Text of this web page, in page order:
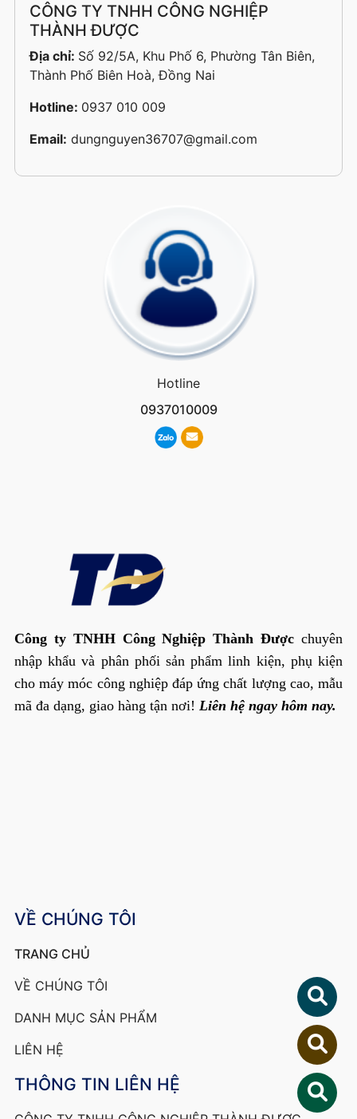
CÔNG TY TNHH CÔNG NGHIỆP
THÀNH ĐƯỢC
Địa chỉ: Số 92/5A, Khu Phố 6, Phường Tân Biên,
Thành Phố Biên Hoà, Đồng Nai
Hotline: 0937 010 009
Email: dungnguyen36707@gmail.com
Hotline
0937010009
Công ty TNHH Công Nghiệp Thành Được chuyên
nhập khẩu và phân phối sản phẩm linh kiện, phụ kiện
cho máy móc công nghiệp đáp ứng chất lượng cao, mẫu
mã đa dạng, giao hàng tận nơi! Liên hệ ngay hôm nay.
VỀ CHÚNG TÔI
TRANG CHỦ
VỀ CHÚNG TÔI
DANH MỤC SẢN PHẨM
LIÊN HỆ
THÔNG TIN LIÊN HỆ